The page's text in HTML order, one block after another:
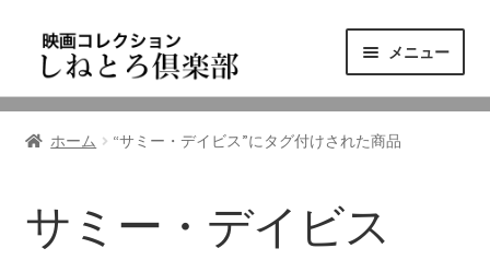
ゲ
シ
ン
へ
テ
ツ
ス
キ
メニュー
ニュース
東三河の映画館
ホーム “サミー・デイビス”にタグ付けされた商品
サミー・デイビス